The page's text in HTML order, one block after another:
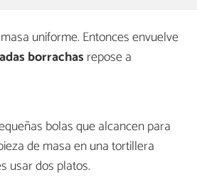
uniforme. Entonces envuelve
borrachas repose a
bolas que alcancen para
de masa en una tortillera
usar dos platos.